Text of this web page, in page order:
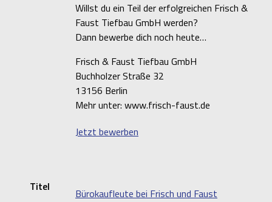
Willst du ein Teil der erfolgreichen Frisch &
Faust Tiefbau GmbH werden?
Dann bewerbe dich noch heute…
Frisch & Faust Tiefbau GmbH
Buchholzer Straße 32
13156 Berlin
Mehr unter: www.frisch-faust.de
Jetzt bewerben
Titel
Bürokaufleute bei Frisch und Faust